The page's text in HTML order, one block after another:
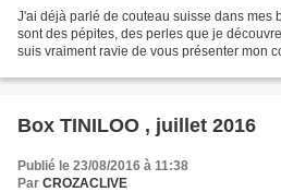
J'ai déjà parlé de couteau suisse dans mes
sont des pépites, des perles que je
suis vraiment ravie de vous présenter mon
Box TINILOO , juillet 2016
Publié le 23/08/2016 à 11:38
Par CROZACLIVE